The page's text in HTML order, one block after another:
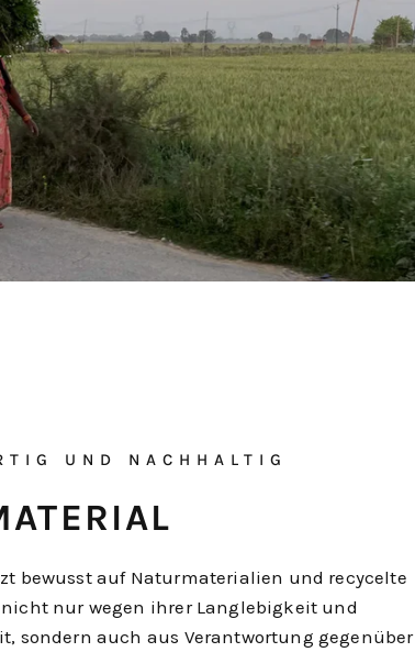
UND NACHHALTIG
bewusst auf Naturmaterialien und recycelte
nicht nur wegen ihrer Langlebigkeit und
sondern auch aus Verantwortung gegenüber